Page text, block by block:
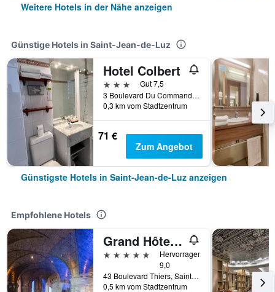
Weitere Hotels in der Nähe anzeigen
Günstige Hotels in Saint-Jean-de-Luz
Hotel Colbert
3 Sterne
Gut 7,5
3 Boulevard Du Commandant Passicot, Saint-Jean-de-Luz, Pyrénées-Atlantiques, Frankreich
0,3 km vom Stadtzentrum
71 €
Zum Angebot
Günstigste Hotels in Saint-Jean-de-Luz anzeigen
Empfohlene Hotels
Grand Hôtel Thalasso & Spa
5 Sterne
Hervorragend
9,0
43 Boulevard Thiers, Saint-Jean-de-Luz, Pyrénées-Atlantiques, Frankreich
0,5 km vom Stadtzentrum